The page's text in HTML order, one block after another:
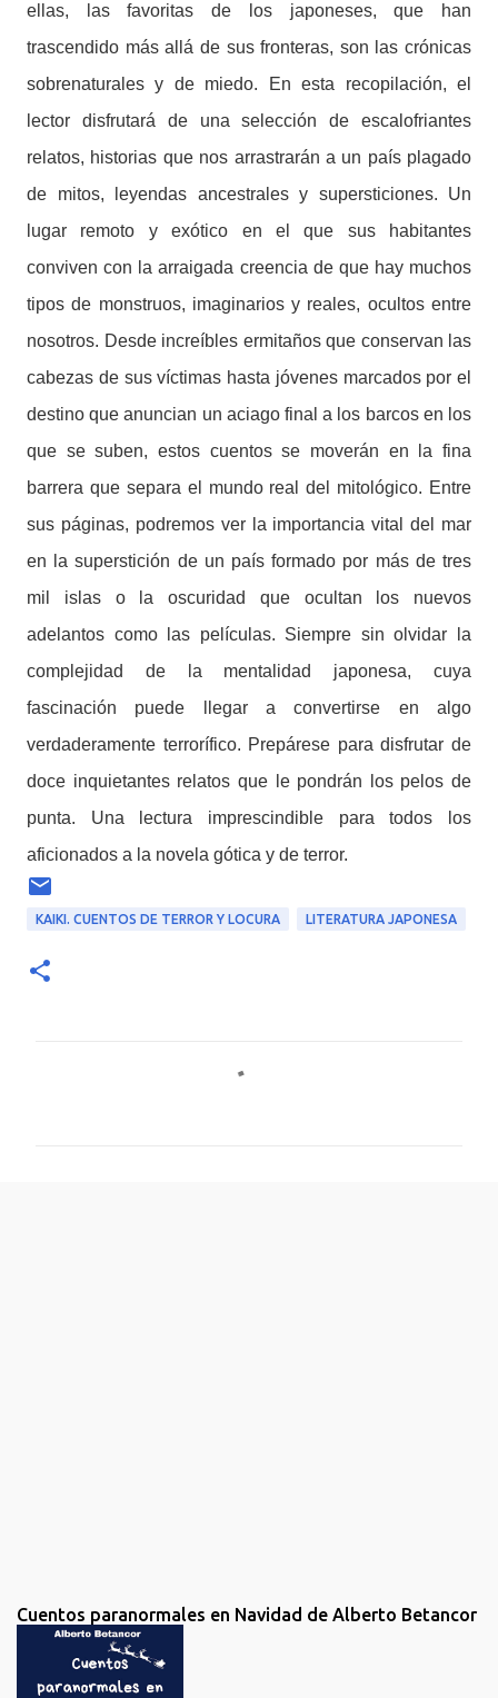
ellas, las favoritas de los japoneses, que han
trascendido más allá de sus fronteras, son las crónicas
sobrenaturales y de miedo. En esta recopilación, el
lector disfrutará de una selección de escalofriantes
relatos, historias que nos arrastrarán a un país plagado
de mitos, leyendas ancestrales y supersticiones. Un
lugar remoto y exótico en el que sus habitantes
conviven con la arraigada creencia de que hay muchos
tipos de monstruos, imaginarios y reales, ocultos entre
nosotros. Desde increíbles ermitaños que conservan las
cabezas de sus víctimas hasta jóvenes marcados por el
destino que anuncian un aciago final a los barcos en los
que se suben, estos cuentos se moverán en la fina
barrera que separa el mundo real del mitológico. Entre
sus páginas, podremos ver la importancia vital del mar
en la superstición de un país formado por más de tres
mil islas o la oscuridad que ocultan los nuevos
adelantos como las películas. Siempre sin olvidar la
complejidad de la mentalidad japonesa, cuya
fascinación puede llegar a convertirse en algo
verdaderamente terrorífico. Prepárese para disfrutar de
doce inquietantes relatos que le pondrán los pelos de
punta. Una lectura imprescindible para todos los
aficionados a la novela gótica y de terror.
KAIKI. CUENTOS DE TERROR Y LOCURA LITERATURA JAPONESA
Cuentos paranormales en Navidad de Alberto Betancor